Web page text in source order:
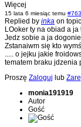
Więcej
15 lata 6 miesiąc temu #763
Replied by inka on topic
LOoker ty na obiad a
Jedz sobie a ja
Zstanaiwm się kto
..... o jejku jakie
tematem braku jdzenia
Proszę Zaloguj lub
monia191919
Autor
Gość